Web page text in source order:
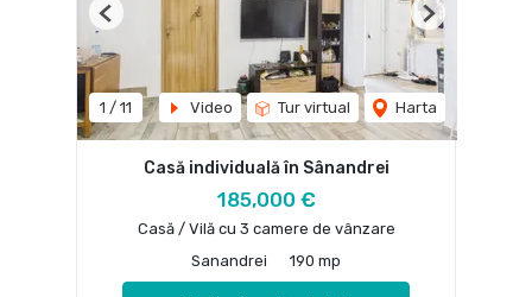
1 / 11 Video Tur virtual Harta
Previous Next
Casă individuală în Sânandrei
185,000 €
Casă / Vilă cu 3 camere de vânzare
Sanandrei
190 mp